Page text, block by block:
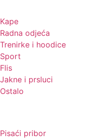
Kape
Radna odjeća
Trenirke i hoodice
Sport
Flis
Jakne i prsluci
Ostalo
Pisaći pribor